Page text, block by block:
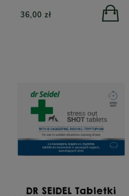
36,00 zł
DR SEIDEL Tabletki